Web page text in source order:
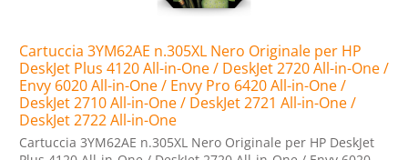
Cartuccia 3YM62AE n.305XL Nero Originale per HP
DeskJet Plus 4120 All-in-One / DeskJet 2720 All-in-One /
Envy 6020 All-in-One / Envy Pro 6420 All-in-One /
DeskJet 2710 All-in-One / DeskJet 2721 All-in-One /
DeskJet 2722 All-in-One
Cartuccia 3YM62AE n.305XL Nero Originale per HP DeskJet